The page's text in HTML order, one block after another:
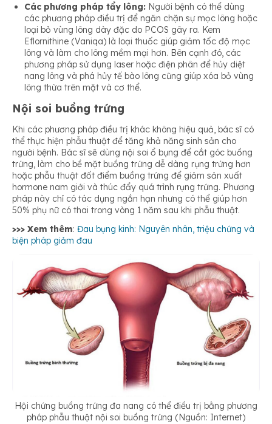
Các phương pháp tẩy lông: Người bệnh có thể dùng
các phương pháp điều trị để ngăn chặn sự mọc lông hoặc
loại bỏ vùng lông dày đặc do PCOS gây ra. Kem
Eflornithine (Vaniqa) là loại thuốc giúp giảm tốc độ mọc
lông và làm cho lông mềm mại hơn. Bên cạnh đó, các
phương pháp sử dụng laser hoặc điện phân để hủy diệt
nang lông và phá hủy tế bào lông cũng giúp xóa bỏ vùng
lông thừa trên mặt và cơ thể.
Nội soi buồng trứng
Khi các phương pháp điều trị khác không hiệu quả, bác sĩ có
thể thực hiện phẫu thuật để tăng khả năng sinh sản cho
người bệnh. Bác sĩ sẽ dùng nội soi ổ bụng để cắt góc buồng
trứng, làm cho bề mặt buồng trứng dễ dàng rụng trứng hơn
hoặc phẫu thuật đốt điểm buồng trứng để giảm sản xuất
hormone nam giới và thúc đẩy quá trình rụng trứng. Phương
pháp này chỉ có tác dụng ngắn hạn nhưng có thể giúp hơn
50% phụ nữ có thai trong vòng 1 năm sau khi phẫu thuật.
>>> Xem thêm: Đau bụng kinh: Nguyên nhân, triệu chứng và
biện pháp giảm đau
Hội chứng buồng trứng đa nang có thể điều trị bằng phương
pháp phẫu thuật nội soi buồng trứng (Nguồn: Internet)